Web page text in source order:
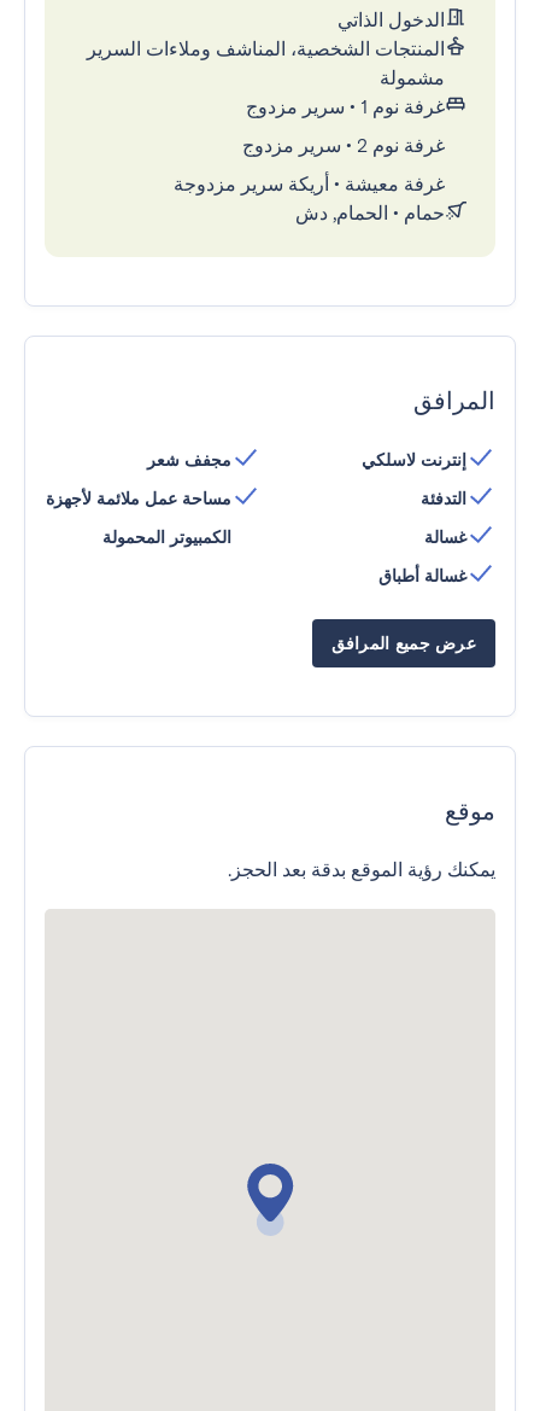
الدخول الذاتي
المنتجات الشخصية، المناشف وملاءات السرير
مشمولة
غرفة نوم 1
• سرير مزدوج
غرفة نوم 2
• سرير مزدوج
غرفة معيشة • أريكة سرير مزدوجة
حمام • الحمام, دش
المرافق
إنترنت لاسلكي
التدفئة
غسالة
غسالة أطباق
مجفف شعر
مساحة عمل ملائمة لأجهزة
الكمبيوتر المحمولة
عرض جميع المرافق
موقع
يمكنك رؤية الموقع بدقة بعد الحجز.